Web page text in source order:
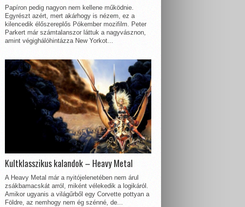
Papíron pedig nagyon nem kellene működnie.
Egyrészt azért, mert akárhogy is nézem, ez a
kilencedik élőszereplős Pókember mozifilm. Peter
Parkert már számtalanszor láttuk a nagyvásznon,
amint végighálóhintázza New Yorkot...
Kultklasszikus kalandok – Heavy Metal
A Heavy Metal már a nyitójelenetében nem árul
zsákbamacskát arról, miként vélekedik a logikáról.
Amikor ugyanis a világűrből egy Corvette pottyan a
Földre, az nemhogy nem ég szénné, de...